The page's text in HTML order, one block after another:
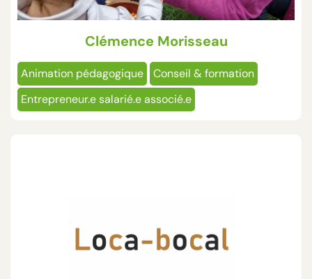
Clémence Morisseau
Animation pédagogique
Conseil & formation
Entrepreneur.e salarié.e associé.e